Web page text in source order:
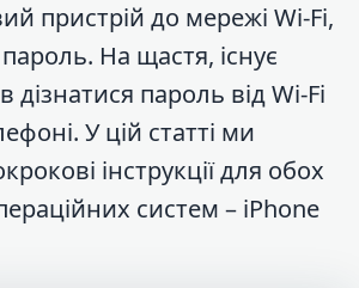
пристрій до мережі Wi-Fi,
На щастя, існує
дізнатися пароль від Wi-Fi
У цій статті ми
інструкції для обох
систем – iPhone